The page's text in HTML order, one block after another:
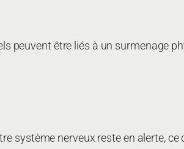
peuvent être liés à un surmenage
système nerveux reste en alerte,